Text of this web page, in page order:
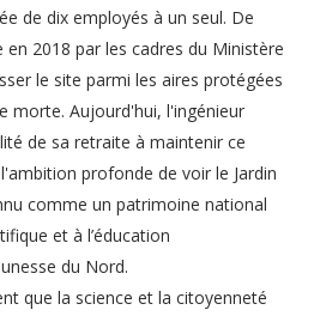
de dix employés à un seul. De
2018 par les cadres du Ministère
le site parmi les aires protégées
morte. Aujourd'hui, l'ingénieur
de sa retraite à maintenir ce
profonde de voir le Jardin
comme un patrimoine national
et à l’éducation
du Nord.
que la science et la citoyenneté